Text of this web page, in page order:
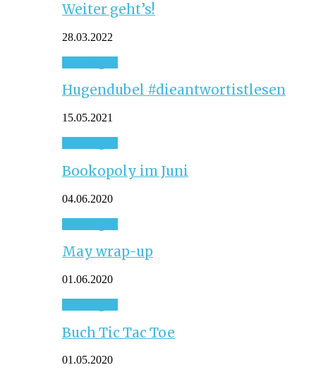
Weiter geht’s!
28.03.2022
Hugendubel #dieantwortistlesen
15.05.2021
Bookopoly im Juni
04.06.2020
May wrap-up
01.06.2020
Buch Tic Tac Toe
01.05.2020